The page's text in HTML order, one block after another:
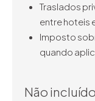
Traslados
entre hoteis
Imposto
quando
Não incluído